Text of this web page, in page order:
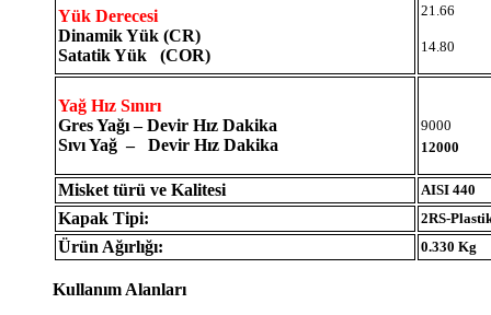
Yük Derecesi
Dinamik Yük (CR)
Satatik Yük (COR)
21.66
14.80
Yağ Hız Sınırı
Gres Yağı – Devir Hız Dakika
Sıvı Yağ – Devir Hız Dakika
9000
12000
Misket türü ve Kalitesi AISI 440
Kapak Tipi: 2RS-
Ürün Ağırlığı: 0.330 Kg
Kullanım Alanları